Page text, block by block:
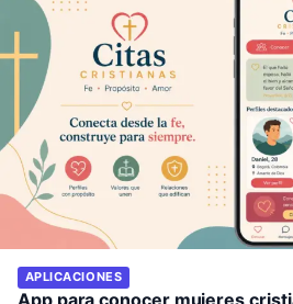
APLICACIONES
App para conocer mujeres